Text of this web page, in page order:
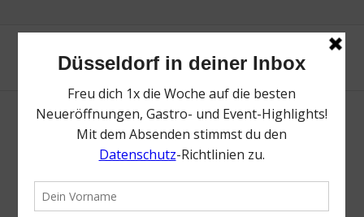
Design Letters | Die besten Tipps für Eltern